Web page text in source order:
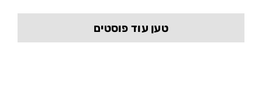
טען עוד פוסטים